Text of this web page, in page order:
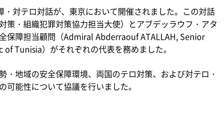
対テロ対話が、東京において開催されました。この対話
策・組織犯罪対策協力担当大使）とアブデッラウフ・アタ
保障担当顧問（Admiral Abderraouf ATALLAH, Senior
Tunisia）がそれぞれの代表を務めました。
地域の安全保障環境、両国のテロ対策、および対テロ・
能性について協議を行いました。